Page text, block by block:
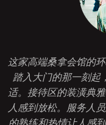
这家高端桑拿会馆的
踏入大门的那一刻起
适。接待区的装潢典
人感到放松。服务人